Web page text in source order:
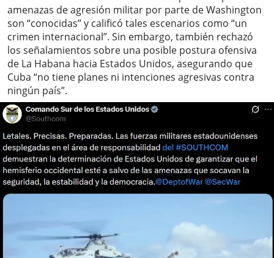
amenazas de agresión militar por parte de Washington
son “conocidas” y calificó tales escenarios como “un
crimen internacional”. Sin embargo, también rechazó
los señalamientos sobre una posible postura ofensiva
de La Habana hacia Estados Unidos, asegurando que
Cuba “no tiene planes ni intenciones agresivas contra
ningún país”.